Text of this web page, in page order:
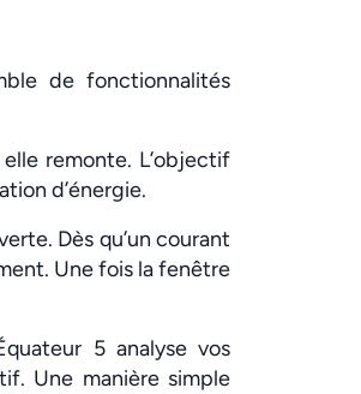
de fonctionnalités
remonte. L’objectif
d’énergie.
Dès qu’un courant
Une fois la fenêtre
5 analyse vos
Une manière simple